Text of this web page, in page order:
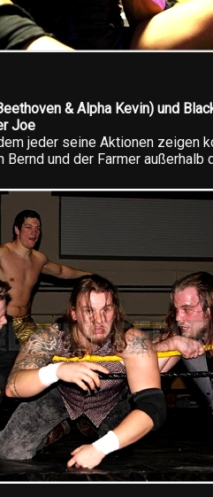
& Alpha Kevin) und
Joe
jeder seine Aktionen zeigen
Bernd und der Farmer außerhalb